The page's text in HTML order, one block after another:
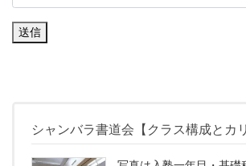
送信
シャンバラ書道会【クラス構成とカ